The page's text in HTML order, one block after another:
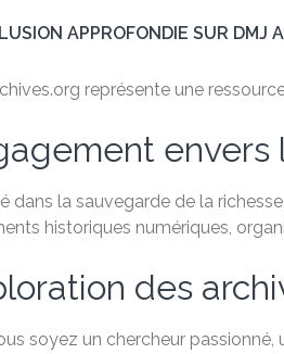
APPROFONDIE SUR DMJ
représente une
envers
dans la sauvegarde de la
historiques numériques,
des
soyez un chercheur